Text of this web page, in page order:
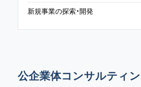
新規事業の探索・開発
公企業体コンサルティ